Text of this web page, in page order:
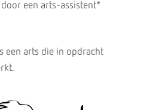
een arts-assistent*
een arts die in opdracht